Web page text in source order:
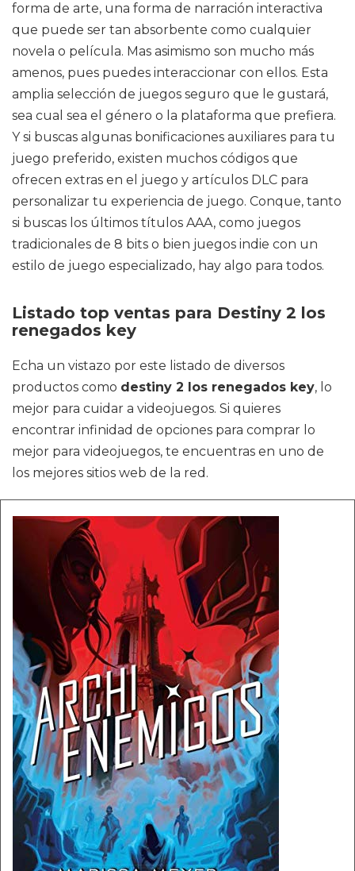
forma de arte, una forma de narración interactiva
que puede ser tan absorbente como cualquier
novela o película. Mas asimismo son mucho más
amenos, pues puedes interaccionar con ellos. Esta
amplia selección de juegos seguro que le gustará,
sea cual sea el género o la plataforma que prefiera.
Y si buscas algunas bonificaciones auxiliares para tu
juego preferido, existen muchos códigos que
ofrecen extras en el juego y artículos DLC para
personalizar tu experiencia de juego. Conque, tanto
si buscas los últimos títulos AAA, como juegos
tradicionales de 8 bits o bien juegos indie con un
estilo de juego especializado, hay algo para todos.
Listado top ventas para Destiny 2 los
renegados key
Echa un vistazo por este listado de diversos
productos como destiny 2 los renegados key, lo
mejor para cuidar a videojuegos. Si quieres
encontrar infinidad de opciones para comprar lo
mejor para videojuegos, te encuentras en uno de
los mejores sitios web de la red.